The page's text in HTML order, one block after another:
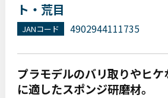
ト・荒目
JANコード
4902944111735
プラモデルのバリ取りやヒ
に適したスポンジ研磨材。